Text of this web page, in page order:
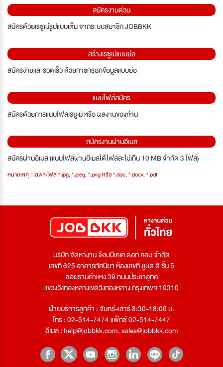
สมัครงานด่วน
สมัครด้วยเรซูเม่รูปแบบเต็ม จากระบบสมาชิก JOBBKK
สร้างเรซูเม่แบบย่อ
สมัครง่ายและรวดเร็ว ด้วยการกรอกข้อมูลแบบย่อ
แนบไฟล์สมัคร
สมัครด้วยการแนบไฟล์เรซูเม่ หรือ ผลงานของท่าน
สมัครงานผ่านอีเมล
สมัครผ่านอีเมล (แนบไฟล์ผ่านอีเมลได้ไฟล์ละไม่เกิน 10 MB จำกัด 3 ไฟล์)
หมายเหตุ : เฉพาะไฟล์ *.jpg, *.jpeg, *.png หรือ *.doc, *.docx, *.pdf
บริษัท จัดหางาน จ๊อบบีเคเค ดอท คอม จำกัด
เลขที่ 625 อาคารทัศนียา ห้องเลขที่ ยูนิต ดี ชั้น 5
ซอยรามคำแหง 39 ถนนประชาอุทิศ
แขวงวังทองหลางเขตวังทองหลาง กรุงเทพฯ 10310
ฝ่ายบริการลูกค้า : จันทร์-เสาร์ 8:30-18:00 น.
โทร : 02-514-7474 แฟ็กซ์ 02-514-7447
อีเมล :help@jobbkk.com,sales@jobbkk.com